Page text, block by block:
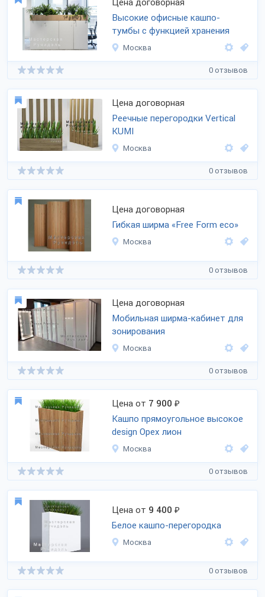
Цена договорная
Высокие офисные кашпо-
тумбы с функцией хранения
Москва
0 отзывов
Цена договорная
Реечные перегородки Vertical
KUMI
Москва
0 отзывов
Цена договорная
Гибкая ширма «Free Form eco»
Москва
0 отзывов
Цена договорная
Мобильная ширма-кабинет для
зонирования
Москва
0 отзывов
Цена от 7 900 ₽
Кашпо прямоугольное высокое
design Орех лион
Москва
0 отзывов
Цена от 9 400 ₽
Белое кашпо-перегородка
Москва
0 отзывов